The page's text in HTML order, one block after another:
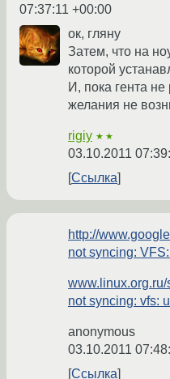
07:37:11 +00:00
ок, гляну
Затем, что на
которой
И, пока гента не
желания не
rigiy ★★
03.10.2011
Ссылка
http://
not syncing:
not syncing: vfs:
anonymous
03.10.2011
Ссылка